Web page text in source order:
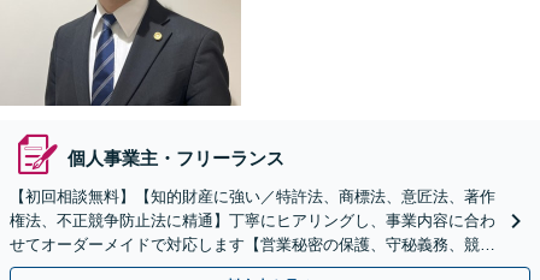
個人事業主・フリーランス
【初回相談無料】【知的財産に強い／特許法、商標法、意匠法、著作
権法、不正競争防止法に精通】丁寧にヒアリングし、事業内容に合わ
せてオーダーメイドで対応します【営業秘密の保護、守秘義務、競業
避止義務】【顧問契約可】【休日・夜間相談可】